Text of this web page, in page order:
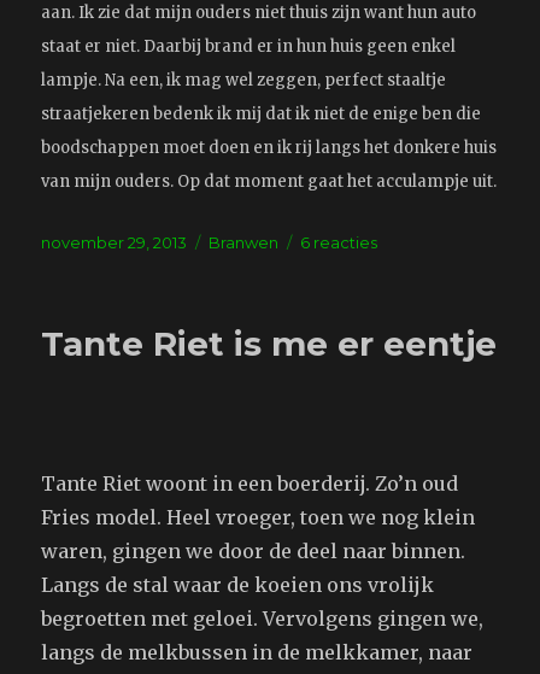
aan. Ik zie dat mijn ouders niet thuis zijn want hun auto
staat er niet. Daarbij brand er in hun huis geen enkel
lampje. Na een, ik mag wel zeggen, perfect staaltje
straatjekeren bedenk ik mij dat ik niet de enige ben die
boodschappen moet doen en ik rij langs het donkere huis
van mijn ouders. Op dat moment gaat het acculampje uit.
Geplaatst
november 29, 2013 Tags
Branwen 6 reactiesop
Tante Riet is me er eentje
Tante Riet woont in een boerderij. Zo’n oud
Fries model. Heel vroeger, toen we nog klein
waren, gingen we door de deel naar binnen.
Langs de stal waar de koeien ons vrolijk
begroetten met geloei. Vervolgens gingen we,
langs de melkbussen in de melkkamer, naar